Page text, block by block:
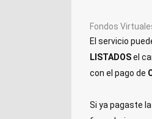
Fondos
El servicio
LISTADOSel
con el pago de
Si ya pagaste